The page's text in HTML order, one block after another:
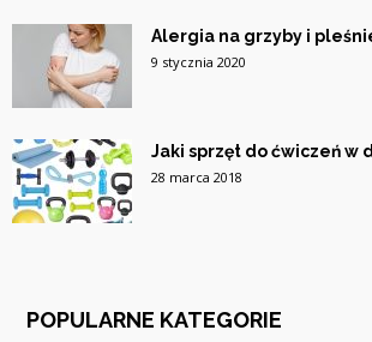
Alergia na grzyby i
9 stycznia 2020
Jaki sprzęt do ćwiczeń w
28 marca 2018
POPULARNE KATEGORIE